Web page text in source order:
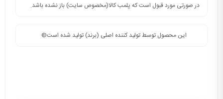
در صورتی مورد قبول است که پلمب کالا(مخصوص سایت) باز نشده باشد.
این محصول توسط تولید کننده اصلی (برند) تولید شده است©️